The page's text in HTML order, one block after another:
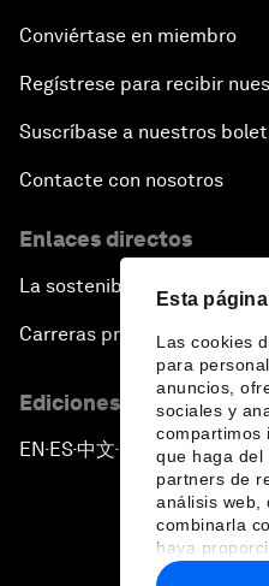
Esta
Las cookies
para
anuncios,
sociales y
compartimos
que haga del
partners de
análisis web,
combinarla
haya
recopilado a
Conviértase en miembro
Regístrese para recibir
Suscríbase a nuestros
Contacte con nosotros
Enlaces directos
La sostenibilidad en el Foro
Carreras profesionales
Ediciones en otros
EN ▪ES▪中文▪ 日本語